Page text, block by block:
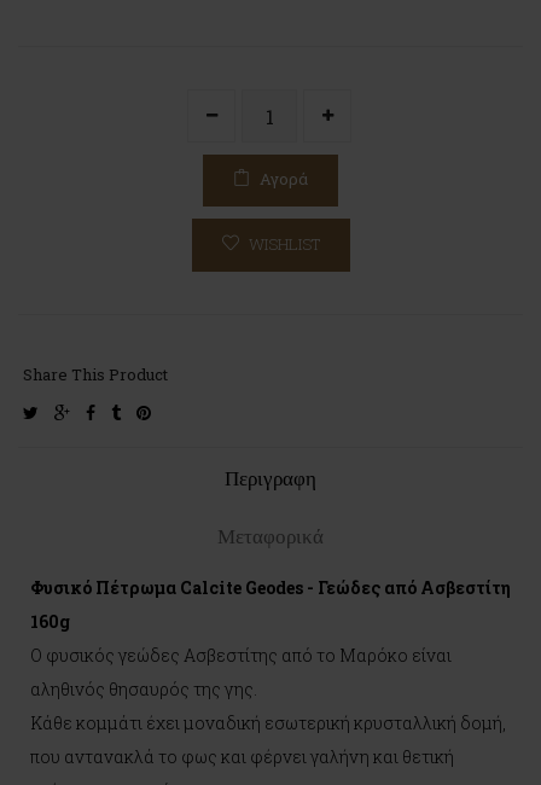
Αγορά
WISHLIST
Share This Product
twittergoogle-facebook
tumblrpinterest
Περιγραφη
Μεταφορικά
Φυσικό Πέτρωμα Calcite Geodes - Γεώδες από Ασβεστίτη
160g
Ο φυσικός γεώδες Ασβεστίτης από το Μαρόκο είναι
αληθινός θησαυρός της γης.
Κάθε κομμάτι έχει μοναδική εσωτερική κρυσταλλική δομή,
που αντανακλά το φως και φέρνει γαλήνη και θετική